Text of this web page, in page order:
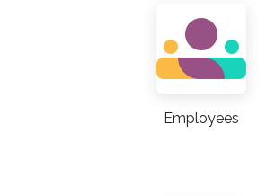
Employees